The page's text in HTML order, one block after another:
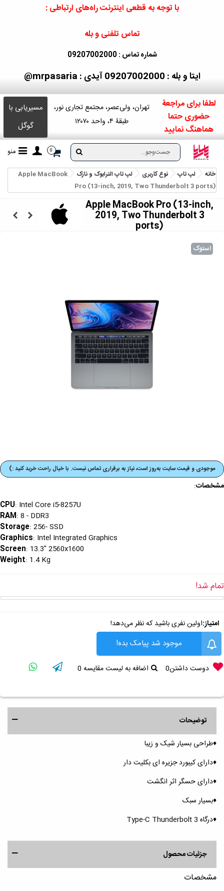
با توجه به قطعی اینترنت راه‌های ارتباطی :
تماس تلفنی و بله
شماره تماس : 09207002000
ایتا و بله : 09207002000 آیدی : mrpasaria@
لطفا برای مراجعۀ
حضوری حتما
هماهنگ نمایید
تهران، ولی‌عصر، مجتمع تجاری نور،
طبقۀ ۴، واحد ۱۲۰۷۰
مسیریابی با
گوگل
0 منو
خانه لپ تاپ نوع کاربری لپ تاپ الترابوک و نازک
Apple MacBook
Pro (13-inch, 2019, Two Thunderbolt 3 ports)
Apple MacBook Pro (13-inch,
2019, Two Thunderbolt 3
ports)
استوک
موجودی و قیمت‌ سایت به‌روز است، نیاز به برقراری تماس نیست. با خیال راحت خرید کنید :)
مشخصات:
CPU: Intel Core i5-8257U
RAM: 8 - DDR3
Storage: 256- SSD
Graphics: Intel Integrated Graphics
Screen: 13.3" 2560x1600
Weight: 1.4 Kg
تمام شد!
امتیاز:اولین نفری باشید که نظر می‌دهد!
موجود شد پیامک بده!
دوست داشتن0 اضافه به لیست مقایسه 0
توضیحات
♦️طراحی بسیار شیک و زیبا
♦️دارای کیبورد جزیره ای بکلیت دار
♦️دارای حسگر اثر انگشت
♦️بسیار سبک
♦️درگاه Type-C Thunderbolt 3
جزئیات محصول
مشخصات